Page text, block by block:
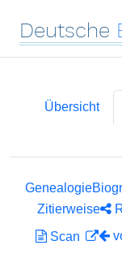
Deutsche
Übersicht
Genealogie
Zitierweise
Scan